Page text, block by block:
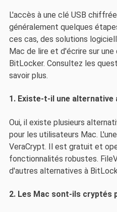
L'accès à une clé USB
généralement quelques
ces cas, des solutions
Mac de lire et d'écrire sur
BitLocker. Consultez les
savoir plus.
1. Existe-t-il une alternative
Oui, il existe plusieurs
pour les utilisateurs Mac.
VeraCrypt. Il est gratuit et
fonctionnalités robustes.
d'autres alternatives à
2. Les Mac sont-ils cryptés